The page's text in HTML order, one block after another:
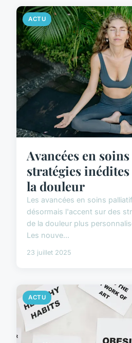
ACTU
Avancées en
stratégies
la douleur
Les avancées en soins
désormais l'accent sur des
de la douleur plus
Les nouve...
23 juillet 2025
ACTU